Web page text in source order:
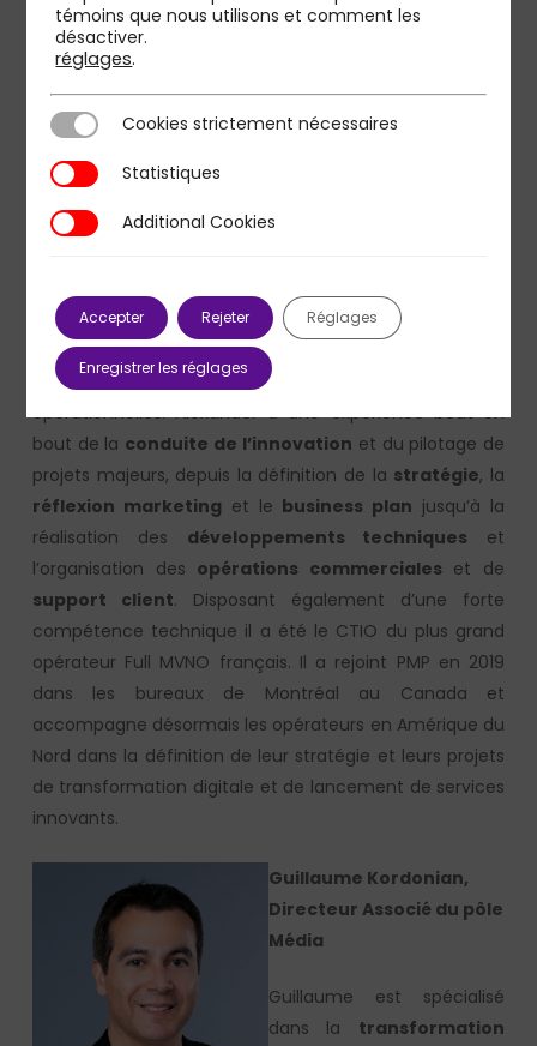
Alexander Hayward,
De nationalité franco-
Télécom Paris, Alexander a
technologies où il a exercé
en tant que consultant en
stratégie et manager d’activités
opérationnelles. Alexander a une expérience bout en
bout de la conduite de l’innovation et du pilotage de
projets majeurs, depuis la définition de la stratégie, la
réflexion marketing et le business plan jusqu’à la
réalisation des développements techniques et
l’organisation des opérations commerciales et de
support client. Disposant également d’une forte
compétence technique il a été le CTIO du plus grand
opérateur Full MVNO français. Il a rejoint PMP en 2019
dans les bureaux de Montréal au Canada et
accompagne désormais les opérateurs en Amérique du
Nord dans la définition de leur stratégie et leurs projets
de transformation digitale et de lancement de services
innovants.
Guillaume Kordonian,
Directeur Associé du pôle
Média
Guillaume est spécialisé
dans la transformation
témoins que nous utilisons et comment les
désactiver.
réglages.
Cookies strictement nécessaires
Cookies strictement nécessaires
StatistiquesStatistiques
Additional Cookies
Additional Cookies
Accepter Rejeter Réglages
Enregistrer les réglages